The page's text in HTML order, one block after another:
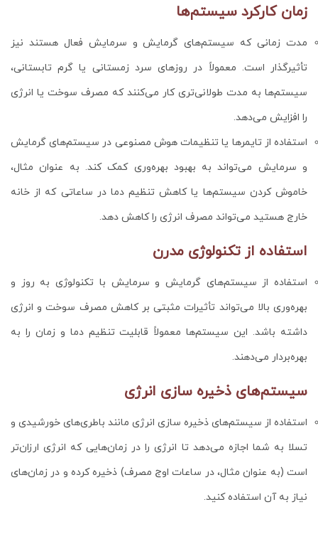
زمان کارکرد سیستم‌ها
مدت زمانی که سیستم‌های گرمایش و سرمایش فعال هستند نیز
تأثیرگذار است. معمولاً در روزهای سرد زمستانی یا گرم تابستانی،
سیستم‌ها به مدت طولانی‌تری کار می‌کنند که مصرف سوخت یا انرژی
را افزایش می‌دهد.
استفاده از تایمرها یا تنظیمات هوش مصنوعی در سیستم‌های گرمایش
و سرمایش می‌تواند به بهبود بهره‌وری کمک کند. به عنوان مثال،
خاموش کردن سیستم‌ها یا کاهش تنظیم دما در ساعاتی که از خانه
خارج هستید می‌تواند مصرف انرژی را کاهش دهد.
استفاده از تکنولوژی مدرن
استفاده از سیستم‌های گرمایش و سرمایش با تکنولوژی به روز و
بهره‌وری بالا می‌تواند تأثیرات مثبتی بر کاهش مصرف سوخت و انرژی
داشته باشد. این سیستم‌ها معمولاً قابلیت تنظیم دما و زمان را به
بهره‌بردار می‌دهند.
سیستم‌های ذخیره سازی انرژی
استفاده از سیستم‌های ذخیره سازی انرژی مانند باطری‌های خورشیدی و
تسلا به شما اجازه می‌دهد تا انرژی را در زمان‌هایی که انرژی ارزان‌تر
است (به عنوان مثال، در ساعات اوج مصرف) ذخیره کرده و در زمان‌های
نیاز به آن استفاده کنید.